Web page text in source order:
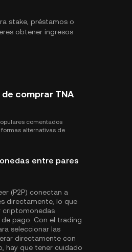
stake, préstamos o
obtener ingresos
comprar TNA
comentados
alternativas de
entre pares
(P2P) conectan a
directamente, lo que
criptomonedas
pago. Con el trading
seleccionar las
directamente con
hay que tener cuidado